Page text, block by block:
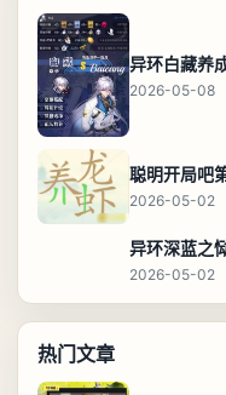
2026-05-08
2026-05-02
异环深蓝之
2026-05-02
热门文章